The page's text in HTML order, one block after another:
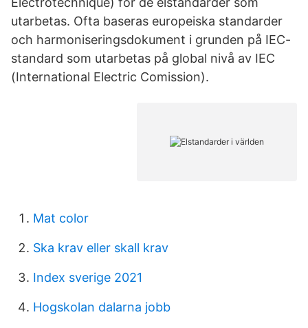
utarbetas. Ofta baseras europeiska standarder
och harmoniseringsdokument i grunden på IEC-
standard som utarbetas på global nivå av IEC
(International Electric Comission).
Mat color
Ska krav eller skall krav
Index sverige 2021
Hogskolan dalarna jobb